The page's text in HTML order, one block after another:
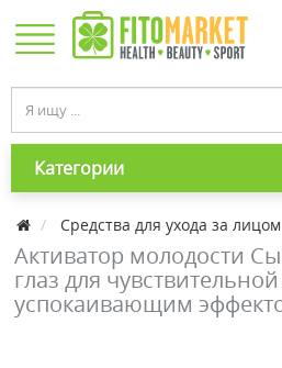
Категории
Средства для ухода за лицом
Активатор молодости
глаз для
успокаивающим